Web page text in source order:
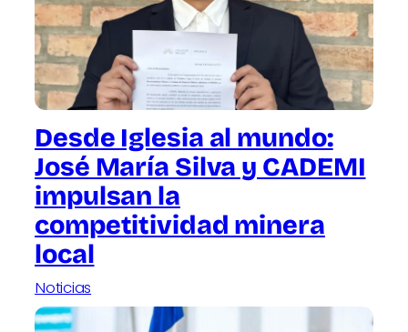
Desde Iglesia al mundo:
José María Silva y CADEMI
impulsan la
competitividad minera
local
Noticias